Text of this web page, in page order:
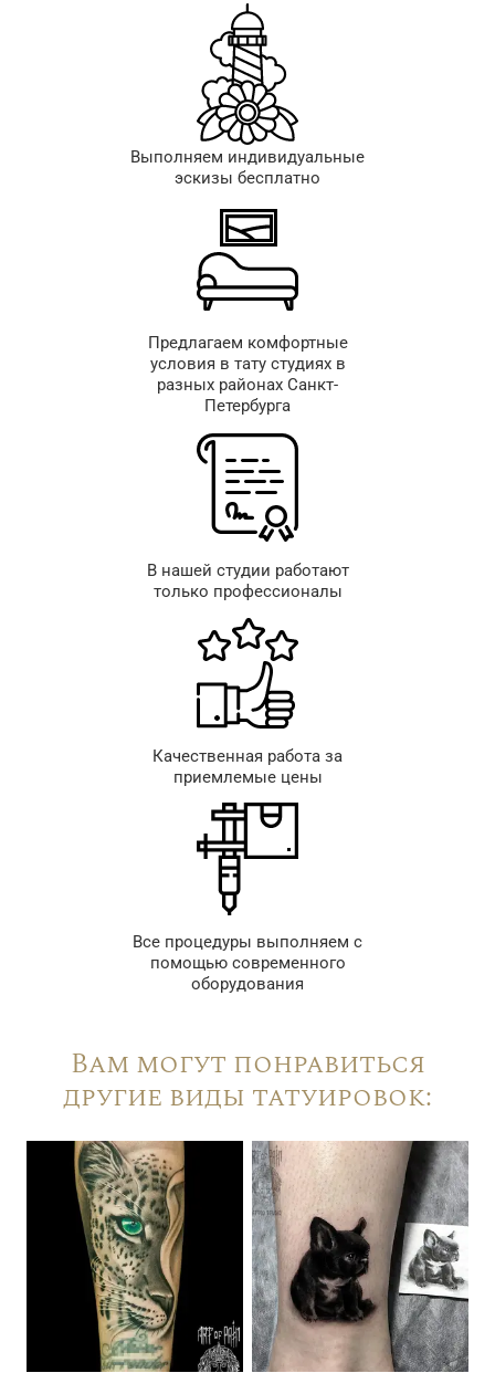
Выполняем индивидуальные
эскизы бесплатно
Предлагаем комфортные
условия в тату студиях в
разных районах Санкт-
Петербурга
В нашей студии работают
только профессионалы
Качественная работа за
приемлемые цены
Все процедуры выполняем с
помощью современного
оборудования
Вам могут понравиться
другие виды татуировок: